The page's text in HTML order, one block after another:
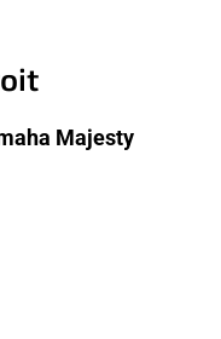
Majesty